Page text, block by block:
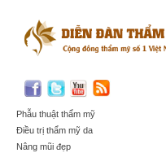
Phẫu thuật thẩm mỹ
Điều trị thẩm mỹ da
Nâng mũi đẹp